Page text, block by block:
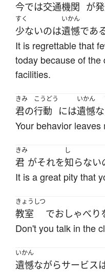
今では交通機関 が
すく
少ないのは
いかん
遺憾であ
It is regrettable that
today because of
facilities.
きみ
君の
こうどう
行動 には
いかん
遺憾な
Your behavior
きみ
君 がそれを
し
知らない
It is a great pity that
きょうしつ
教室 でおしゃべり
Don't you talk in the
いかん
遺憾ながらサービス